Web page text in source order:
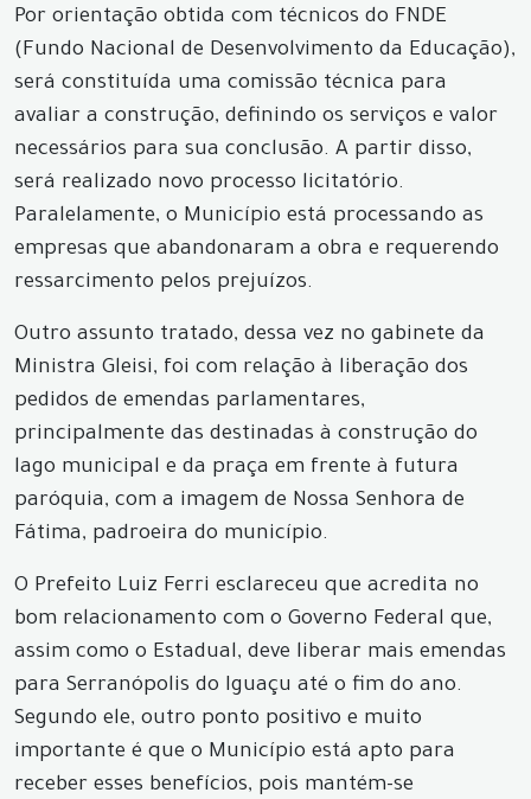
Por orientação obtida com técnicos do FNDE
(Fundo Nacional de Desenvolvimento da Educação),
será constituída uma comissão técnica para
avaliar a construção, definindo os serviços e valor
necessários para sua conclusão. A partir disso,
será realizado novo processo licitatório.
Paralelamente, o Município está processando as
empresas que abandonaram a obra e requerendo
ressarcimento pelos prejuízos.
Outro assunto tratado, dessa vez no gabinete da
Ministra Gleisi, foi com relação à liberação dos
pedidos de emendas parlamentares,
principalmente das destinadas à construção do
lago municipal e da praça em frente à futura
paróquia, com a imagem de Nossa Senhora de
Fátima, padroeira do município.
O Prefeito Luiz Ferri esclareceu que acredita no
bom relacionamento com o Governo Federal que,
assim como o Estadual, deve liberar mais emendas
para Serranópolis do Iguaçu até o fim do ano.
Segundo ele, outro ponto positivo e muito
importante é que o Município está apto para
receber esses benefícios, pois mantém-se